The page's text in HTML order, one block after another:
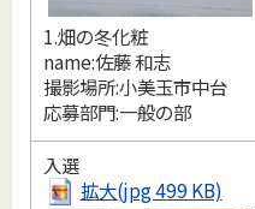
1.畑の冬化粧
name:佐藤 和志
撮影場所:小美玉市中台
応募部門:一般の部
入選
拡大(jpg 499 KB)